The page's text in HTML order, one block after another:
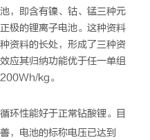
，即含有镍、钴、锰三种元
极的锂离子电池。这种资料
资料的长处，形成了三种资
应其归纳功能优于任一单组
kg。
环性能好于正常钻酸锂。目
，电池的标称电压已达到